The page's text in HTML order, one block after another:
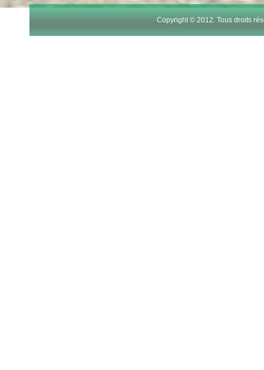
Copyright © 2012. Tous droits